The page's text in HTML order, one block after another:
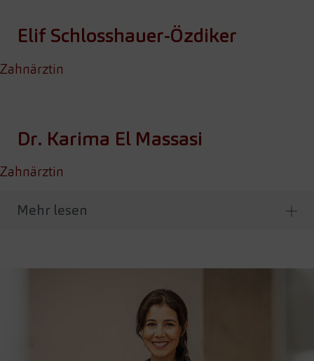
Elif Schlosshauer-Özdiker
Zahnärztin
Dr. Karima El Massasi
Zahnärztin
Mehr lesen